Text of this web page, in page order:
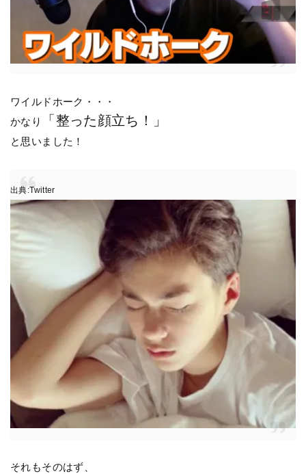
ワイルドホーク・・・
かなり
「整った顔立ち！」
と思いました！
出典:Twitter
それもそのはず、